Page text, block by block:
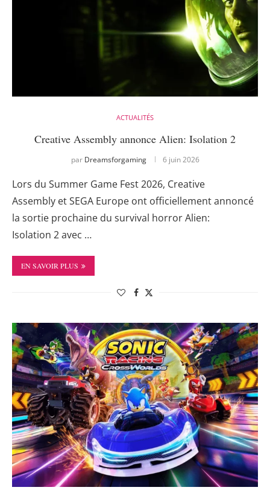
ACTUALITÉS
Creative Assembly annonce Alien: Isolation 2
par Dreamsforgaming 6 juin 2026
Lors du Summer Game Fest 2026, Creative
Assembly et SEGA Europe ont officiellement annoncé
la sortie prochaine du survival horror Alien:
Isolation 2 avec …
EN SAVOIR PLUS